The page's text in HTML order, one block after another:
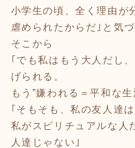
小学生の頃、全く理由が
虐められたからだ｣と気づ
そこから
｢でも私はもう大人だし
げられる。
もう”嫌われる＝平和な
｢そもそも、私の友人達は
私がスピリチュアルな人
人達じゃない｣